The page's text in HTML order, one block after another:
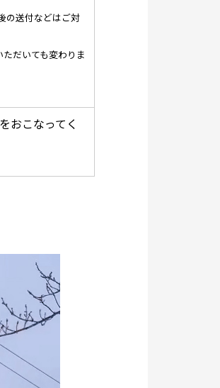
の送付などはご対
だいても変わりま
おこなってく